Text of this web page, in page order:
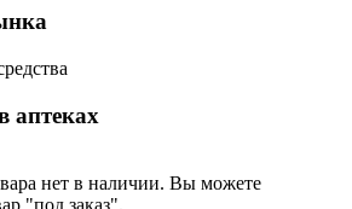
аптеках
нет в наличии. Вы можете